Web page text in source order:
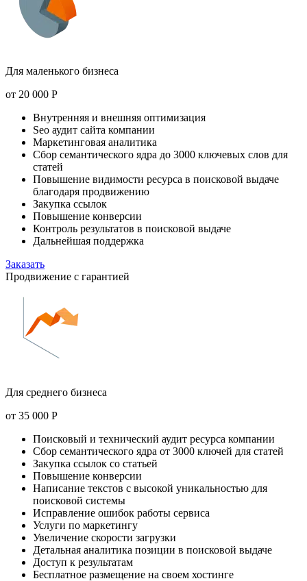
Для маленького бизнеса
от 20 000 Р
Внутренняя и внешняя оптимизация
Seo аудит сайта компании
Маркетинговая аналитика
Сбор семантического ядра до 3000 ключевых слов для
статей
Повышение видимости ресурса в поисковой выдаче
благодаря продвижению
Закупка ссылок
Повышение конверсии
Контроль результатов в поисковой выдаче
Дальнейшая поддержка
Заказать
Продвижение с гарантией
Для среднего бизнеса
от 35 000 Р
Поисковый и технический аудит ресурса компании
Сбор семантического ядра от 3000 ключей для статей
Закупка ссылок со статьей
Повышение конверсии
Написание текстов с высокой уникальностью для
поисковой системы
Исправление ошибок работы сервиса
Услуги по маркетингу
Увеличение скорости загрузки
Детальная аналитика позиции в поисковой выдаче
Доступ к результатам
Бесплатное размещение на своем хостинге